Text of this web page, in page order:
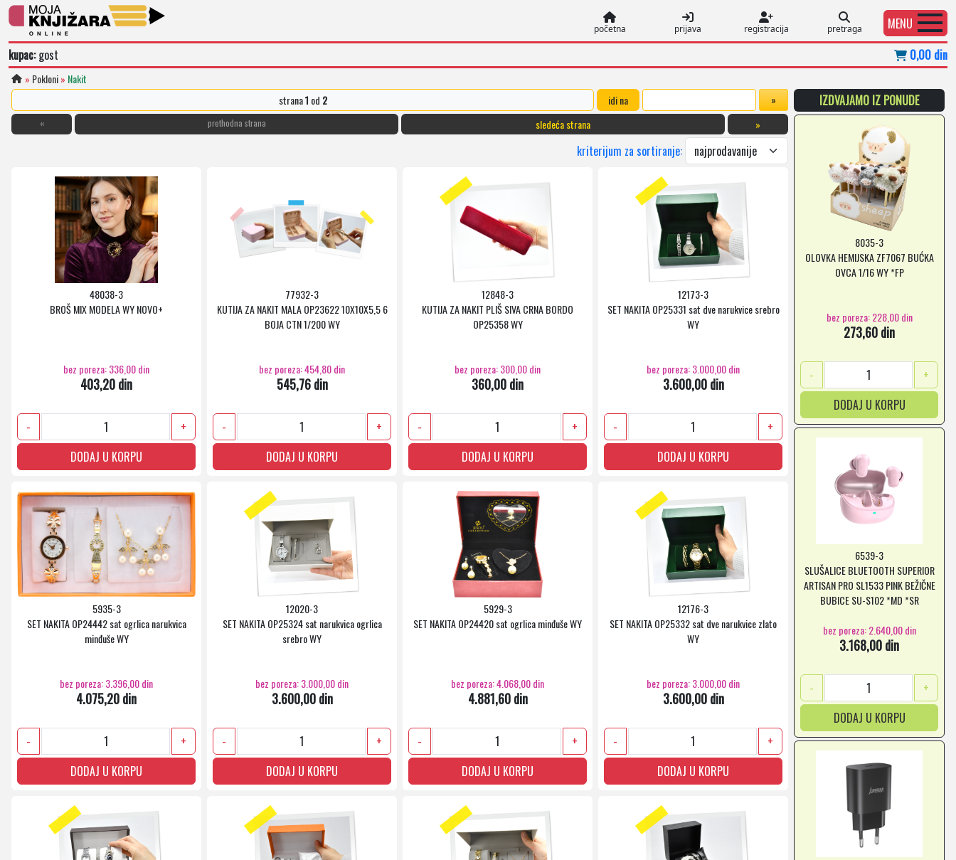
početna prijava registracija pretraga
MENU
kupac:gost 0,00 din
» Pokloni» Nakit
strana1 od 2 idi na
« prethodna strana sledeća strana »
kriterijum za sortiranje:
48038-3
BROŠ MIX MODELA WY NOVO+
bez poreza: 336,00 din
403,20 din
-
+
DODAJ U KORPU
77932-3
KUTIJA ZA NAKIT MALA OP23622 10X10X5,5 6
BOJA CTN 1/200 WY
bez poreza: 454,80 din
545,76 din
-
+
DODAJ U KORPU
12848-3
KUTIJA ZA NAKIT PLIŠ SIVA CRNA BORDO
OP25358 WY
bez poreza: 300,00 din
360,00 din
-
+
DODAJ U KORPU
12173-3
SET NAKITA OP25331 sat dve narukvice srebro
WY
bez poreza: 3.000,00 din
3.600,00 din
-
+
DODAJ U KORPU
5935-3
SET NAKITA OP24442 sat ogrlica narukvica
minđuše WY
bez poreza: 3.396,00 din
4.075,20 din
-
+
DODAJ U KORPU
12020-3
SET NAKITA OP25324 sat narukvica ogrlica
srebro WY
bez poreza: 3.000,00 din
3.600,00 din
-
+
DODAJ U KORPU
5929-3
SET NAKITA OP24420 sat ogrlica minđuše WY
bez poreza: 4.068,00 din
4.881,60 din
-
+
DODAJ U KORPU
12176-3
SET NAKITA OP25332 sat dve narukvice zlato
WY
bez poreza: 3.000,00 din
3.600,00 din
-
+
DODAJ U KORPU
IZDVAJAMO IZ PONUDE
8035-3
OLOVKA HEMIJSKA ZF7067 BUĆKA
OVCA 1/16 WY *FP
bez poreza: 228,00 din
273,60 din
-
+
DODAJ U KORPU
6539-3
SLUŠALICE BLUETOOTH SUPERIOR
ARTISAN PRO SL1533 PINK BEŽIČNE
BUBICE SU-S102 *MD *SR
bez poreza: 2.640,00 din
3.168,00 din
-
+
DODAJ U KORPU